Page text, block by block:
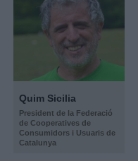
Quim Sicilia
President de la Federació
de Cooperatives de
Consumidors i Usuaris de
Catalunya